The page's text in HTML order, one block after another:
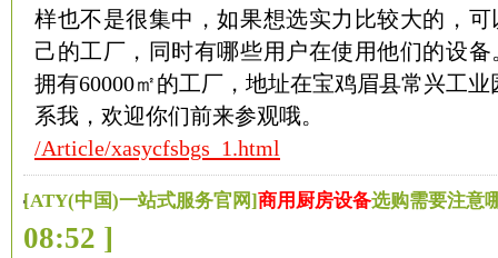
样也不是很集中，如果想选实力比较大的，
己的工厂，同时有哪些用户在使用他们的设
拥有60000㎡的工厂，地址在宝鸡眉县常兴工
系我，欢迎你们前来参观哦。
/Article/xasycfsbgs_1.html
[ATY(中国)一站式服务官网]商用厨房设备选购需要注意
08:52 ]